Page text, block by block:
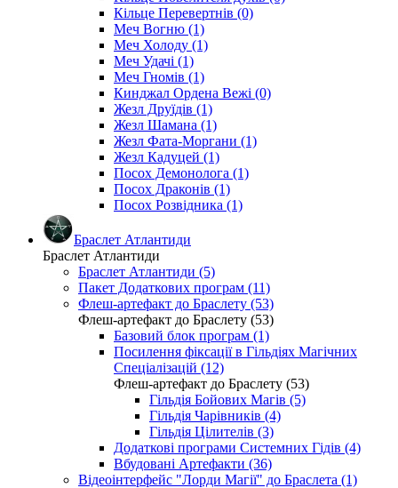
Кільце Перевертнів (0)
Меч Вогню (1)
Меч Холоду (1)
Меч Удачі (1)
Меч Гномів (1)
Кинджал Ордена Вежі (0)
Жезл Друїдів (1)
Жезл Шамана (1)
Жезл Фата-Моргани (1)
Жезл Кадуцей (1)
Посох Демонолога (1)
Посох Драконів (1)
Посох Розвідника (1)
Браслет Атлантиди
Браслет Атлантиди
Браслет Атлантиди (5)
Пакет Додаткових програм (11)
Флеш-артефакт до Браслету (53)
Флеш-артефакт до Браслету (53)
Базовий блок програм (1)
Посилення фіксації в Гільдіях Магічних
Спеціалізацій (12)
Флеш-артефакт до Браслету (53)
Гільдія Бойових Магів (5)
Гільдія Чарівників (4)
Гільдія Цілителів (3)
Додаткові програми Системних Гідів (4)
Вбудовані Артефакти (36)
Відеоінтерфейс "Лорди Магії" до Браслета (1)